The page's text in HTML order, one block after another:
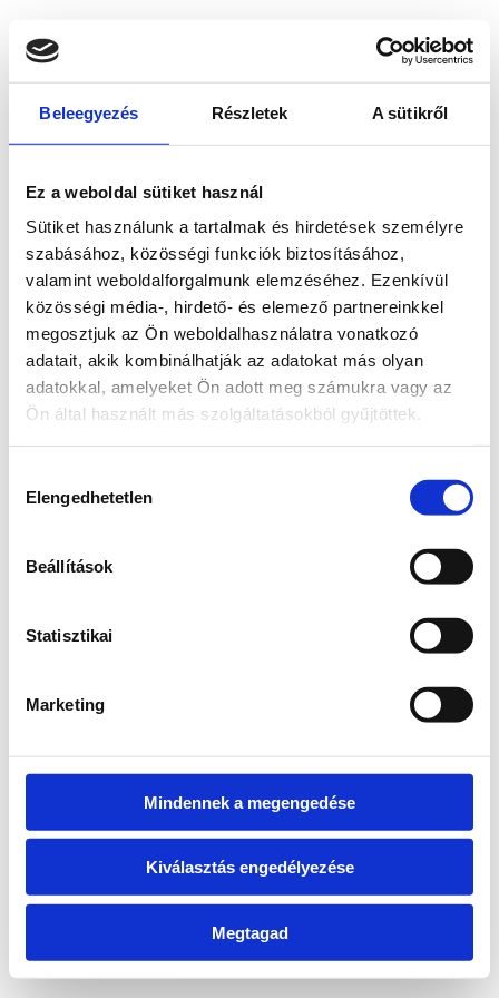
Beleegyezés Részletek A sütikről
Ez a weboldal sütiket használ
Sütiket használunk a tartalmak és hirdetések személyre
szabásához, közösségi funkciók biztosításához,
valamint weboldalforgalmunk elemzéséhez. Ezenkívül
közösségi média-, hirdető- és elemező partnereinkkel
megosztjuk az Ön weboldalhasználatra vonatkozó
adatait, akik kombinálhatják az adatokat más olyan
adatokkal, amelyeket Ön adott meg számukra vagy az
Ön által használt más szolgáltatásokból gyűjtöttek.
kiválasztása
Elengedhetetlen
Beállítások
Statisztikai
Marketing
Mindennek a megengedése
Kiválasztás engedélyezése
Megtagad
loadingwww.bicapp.hu
(see the browser console for more